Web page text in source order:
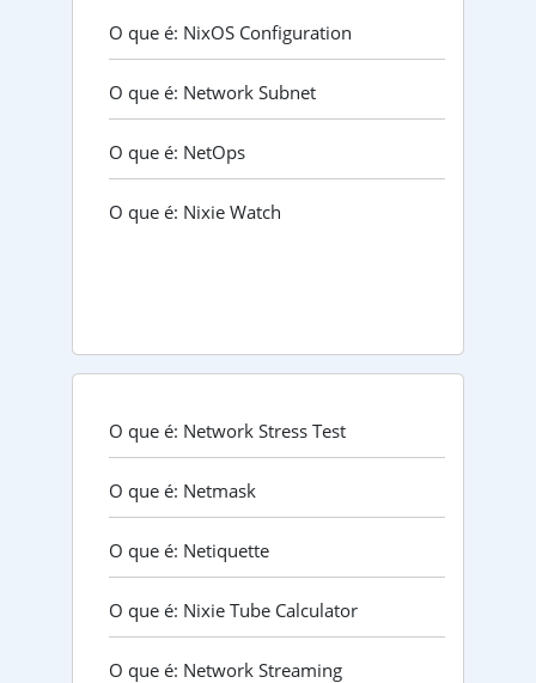
O que é: NixOS Configuration
O que é: Network Subnet
O que é: NetOps
O que é: Nixie Watch
O que é: Network Stress Test
O que é: Netmask
O que é: Netiquette
O que é: Nixie Tube Calculator
O que é: Network Streaming